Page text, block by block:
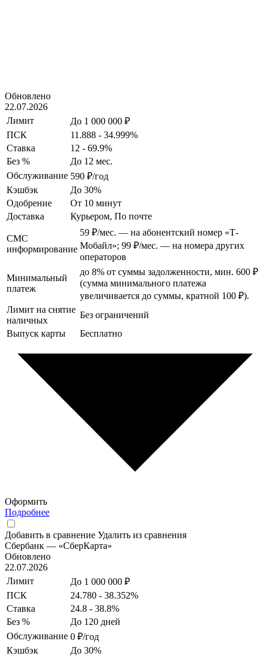
Обновлено
22.07.2026
Лимит
До 1 000 000 ₽
ПСК
11.888 - 34.999%
Ставка
12 - 69.9%
Без %
До 12 мес.
Обслуживание 590 ₽/год
Кэшбэк
До 30%
Одобрение
От 10 минут
Доставка
Курьером, По почте
СМС
информирование
59 ₽/мес. — на абонентский номер «Т-
Мобайл»; 99 ₽/мес. — на номера других
операторов
Минимальный
платеж
до 8% от суммы задолженности, мин. 600 ₽
(сумма минимального платежа
увеличивается до суммы, кратной 100 ₽).
Лимит на снятие
наличных
Без ограничений
Выпуск карты
Бесплатно
Оформить
Подробнее
Добавить в сравнение Удалить из сравнения
Сбербанк — «СберКарта»
Обновлено
22.07.2026
Лимит
До 1 000 000 ₽
ПСК
24.780 - 38.352%
Ставка
24.8 - 38.8%
Без %
До 120 дней
Обслуживание 0 ₽/год
Кэшбэк
До 30%